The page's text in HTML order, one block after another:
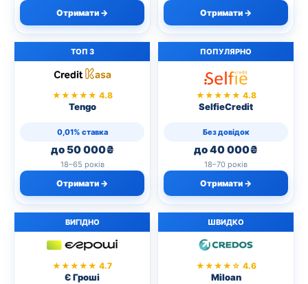
Отримати → Отримати →
ТОП 3
★★★★★ 4.8
Tengo
0,01% ставка
до 50 000₴
18–65 років
Отримати →
ПОПУЛЯРНО
★★★★★ 4.8
SelfieCredit
Без довідок
до 40 000₴
18–70 років
Отримати →
ВИГІДНО
★★★★★ 4.7
Є Гроші
ШВИДКО
★★★★☆ 4.6
Miloan